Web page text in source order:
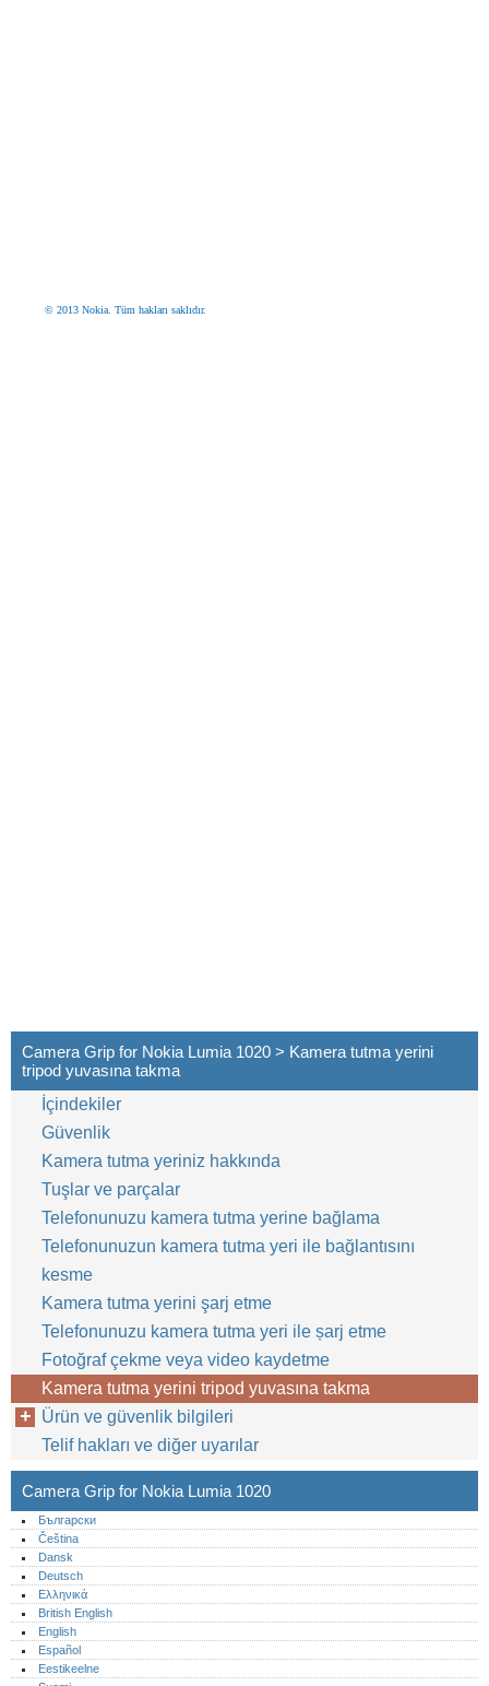
© 2013 Nokia. Tüm hakları saklıdır.
Camera Grip for Nokia Lumia 1020 > Kamera tutma yerini
tripod yuvasına takma
İçindekiler
Güvenlik
Kamera tutma yeriniz hakkında
Tuşlar ve parçalar
Telefonunuzu kamera tutma yerine bağlama
Telefonunuzun kamera tutma yeri ile bağlantısını
kesme
Kamera tutma yerini şarj etme
Telefonunuzu kamera tutma yeri ile șarj etme
Fotoğraf çekme veya video kaydetme
Kamera tutma yerini tripod yuvasına takma
Ürün ve güvenlik bilgileri
Telif hakları ve diğer uyarılar
Camera Grip for Nokia Lumia 1020
Български
Čeština
Dansk
Deutsch
Ελληνικά
British English
English
Español
Eestikeelne